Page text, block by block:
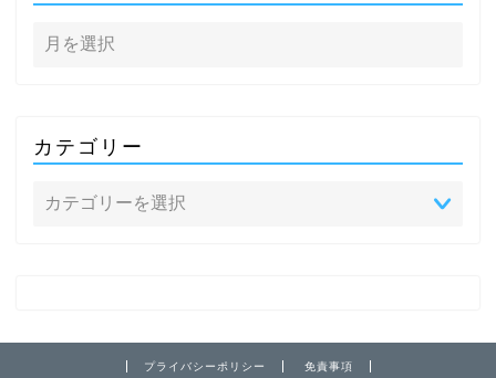
カテゴリー
プライバシーポリシー 免責事項